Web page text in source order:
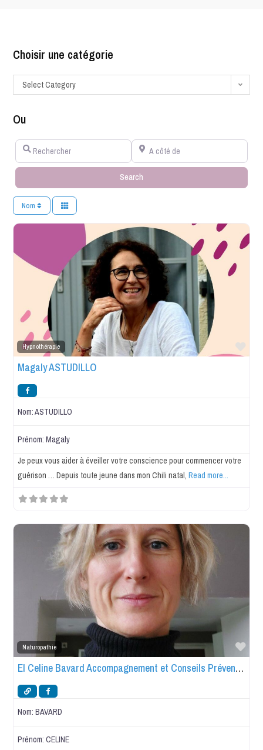
Choisir une catégorie
Select Category
Ou
Rechercher A côté de
Search
Nom
Hypnothérapie
Magaly ASTUDILLO
Nom:ASTUDILLO
Prénom:Magaly
Je peux vous aider à éveiller votre conscience pour commencer votre
guérison … Depuis toute jeune dans mon Chili natal,Read more...
Naturopathie
EI Celine Bavard Accompagnement et Conseils Prévention-Santé
Nom:BAVARD
Prénom:CELINE